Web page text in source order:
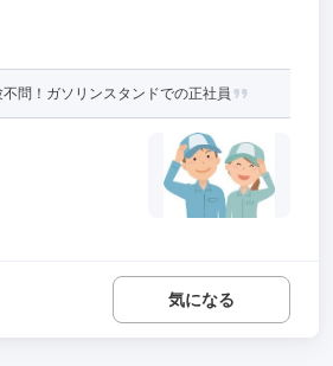
問！ガソリンスタンドでの正社員
気になる